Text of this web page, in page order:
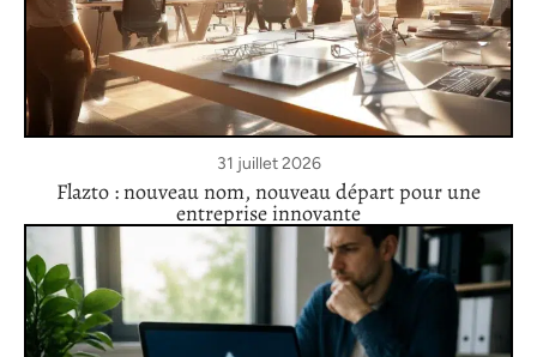
31 juillet 2026
Flazto : nouveau nom, nouveau départ pour une
entreprise innovante